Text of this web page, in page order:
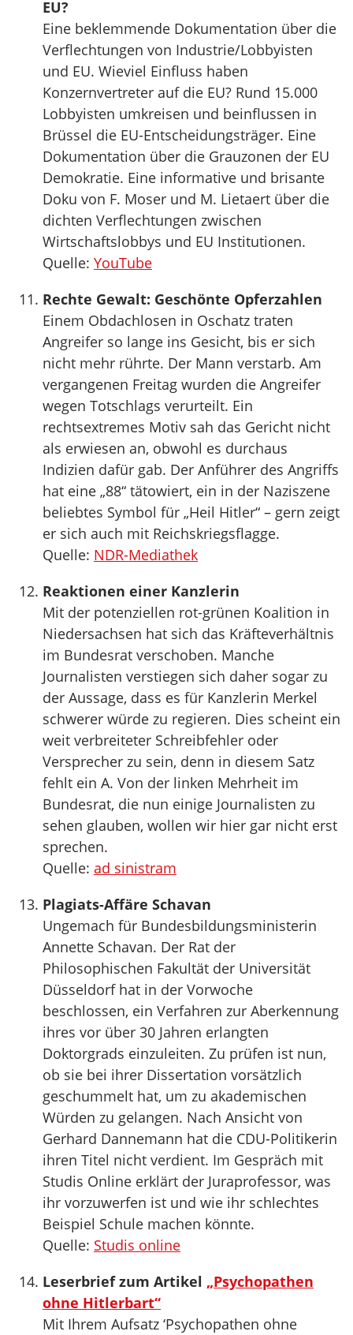
EU?
Eine beklemmende Dokumentation über die
Verflechtungen von Industrie/Lobbyisten
und EU. Wieviel Einfluss haben
Konzernvertreter auf die EU? Rund 15.000
Lobbyisten umkreisen und beinflussen in
Brüssel die EU-Entscheidungsträger. Eine
Dokumentation über die Grauzonen der EU
Demokratie. Eine informative und brisante
Doku von F. Moser und M. Lietaert über die
dichten Verflechtungen zwischen
Wirtschaftslobbys und EU Institutionen.
Quelle: YouTube
Rechte Gewalt: Geschönte Opferzahlen
Einem Obdachlosen in Oschatz traten
Angreifer so lange ins Gesicht, bis er sich
nicht mehr rührte. Der Mann verstarb. Am
vergangenen Freitag wurden die Angreifer
wegen Totschlags verurteilt. Ein
rechtsextremes Motiv sah das Gericht nicht
als erwiesen an, obwohl es durchaus
Indizien dafür gab. Der Anführer des Angriffs
hat eine „88“ tätowiert, ein in der Naziszene
beliebtes Symbol für „Heil Hitler“ – gern zeigt
er sich auch mit Reichskriegsflagge.
Quelle: NDR-Mediathek
Reaktionen einer Kanzlerin
Mit der potenziellen rot-grünen Koalition in
Niedersachsen hat sich das Kräfteverhältnis
im Bundesrat verschoben. Manche
Journalisten verstiegen sich daher sogar zu
der Aussage, dass es für Kanzlerin Merkel
schwerer würde zu regieren. Dies scheint ein
weit verbreiteter Schreibfehler oder
Versprecher zu sein, denn in diesem Satz
fehlt ein A. Von der linken Mehrheit im
Bundesrat, die nun einige Journalisten zu
sehen glauben, wollen wir hier gar nicht erst
sprechen.
Quelle: ad sinistram
Plagiats-Affäre Schavan
Ungemach für Bundesbildungsministerin
Annette Schavan. Der Rat der
Philosophischen Fakultät der Universität
Düsseldorf hat in der Vorwoche
beschlossen, ein Verfahren zur Aberkennung
ihres vor über 30 Jahren erlangten
Doktorgrads einzuleiten. Zu prüfen ist nun,
ob sie bei ihrer Dissertation vorsätzlich
geschummelt hat, um zu akademischen
Würden zu gelangen. Nach Ansicht von
Gerhard Dannemann hat die CDU-Politikerin
ihren Titel nicht verdient. Im Gespräch mit
Studis Online erklärt der Juraprofessor, was
ihr vorzuwerfen ist und wie ihr schlechtes
Beispiel Schule machen könnte.
Quelle: Studis online
Leserbrief zum Artikel „Psychopathen
ohne Hitlerbart“
Mit Ihrem Aufsatz ‘Psychopathen ohne